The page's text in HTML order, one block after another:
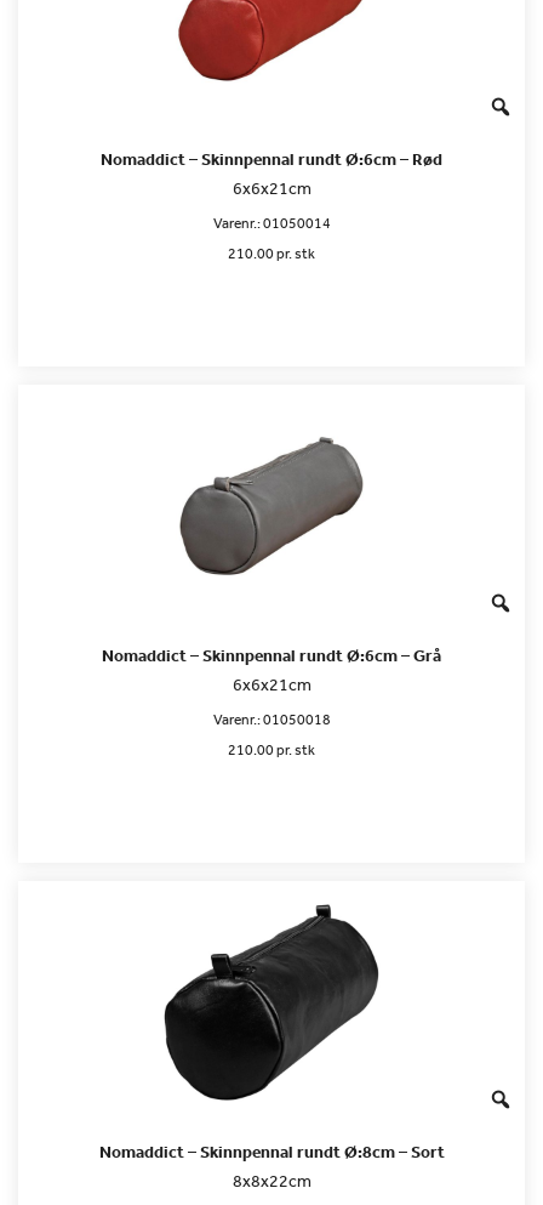
Nomaddict – Skinnpennal rundt Ø:6cm – Rød
6x6x21cm
Varenr.:01050014
210.00 pr. stk
Nomaddict – Skinnpennal rundt Ø:6cm – Grå
6x6x21cm
Varenr.:01050018
210.00 pr. stk
Nomaddict – Skinnpennal rundt Ø:8cm – Sort
8x8x22cm